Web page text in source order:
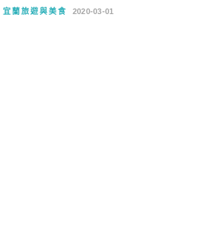
宜蘭旅遊與美食 2020-03-01